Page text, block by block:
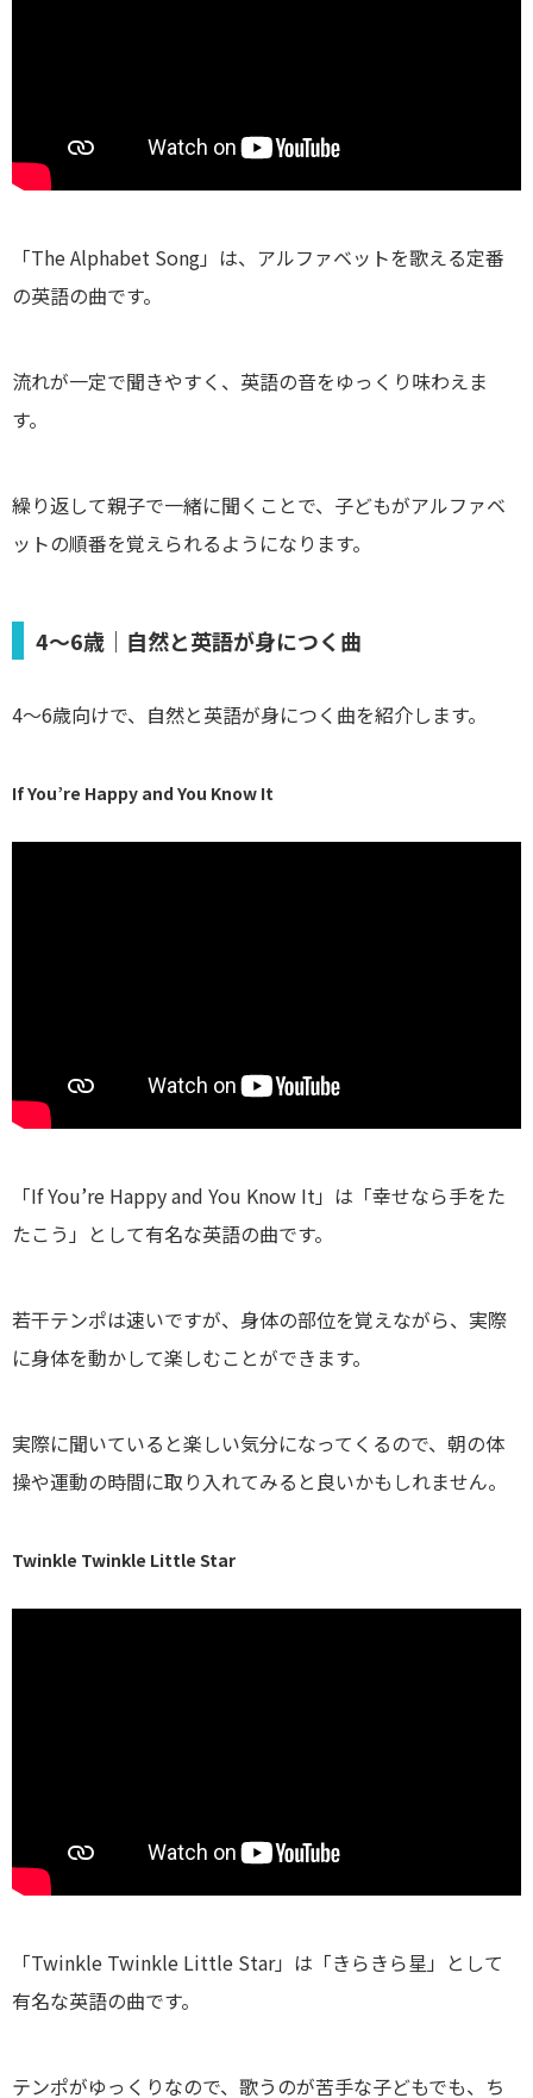
「The Alphabet Song」は、アルファベットを歌える定番
の英語の曲です。
流れが一定で聞きやすく、英語の音をゆっくり味わえま
す。
繰り返して親子で一緒に聞くことで、子どもがアルファベ
ットの順番を覚えられるようになります。
4〜6歳｜自然と英語が身につく曲
4〜6歳向けで、自然と英語が身につく曲を紹介します。
If You’re Happy and You Know It
「If You’re Happy and You Know It」は「幸せなら手をた
たこう」として有名な英語の曲です。
若干テンポは速いですが、身体の部位を覚えながら、実際
に身体を動かして楽しむことができます。
実際に聞いていると楽しい気分になってくるので、朝の体
操や運動の時間に取り入れてみると良いかもしれません。
Twinkle Twinkle Little Star
「Twinkle Twinkle Little Star」は「きらきら星」として
有名な英語の曲です。
テンポがゆっくりなので、歌うのが苦手な子どもでも、ち